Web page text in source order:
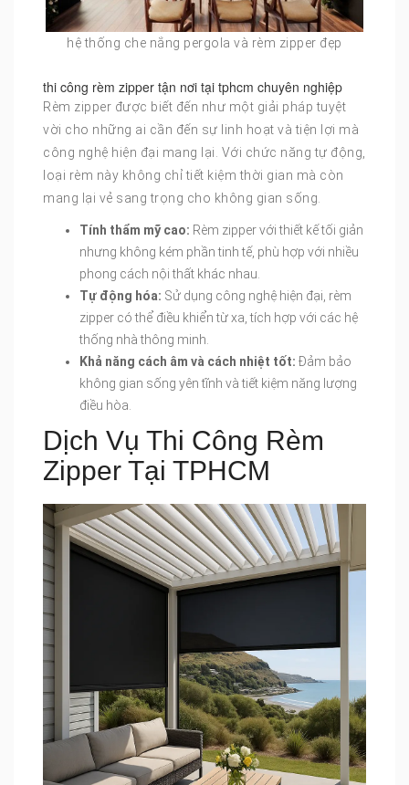
hệ thống che nắng pergola và rèm zipper đẹp
thi công rèm zipper tận nơi tại tphcm chuyên nghiệp
Rèm zipper được biết đến như một giải pháp tuyệt
vời cho những ai cần đến sự linh hoạt và tiện lợi mà
công nghệ hiện đại mang lại. Với chức năng tự động,
loại rèm này không chỉ tiết kiệm thời gian mà còn
mang lại vẻ sang trọng cho không gian sống.
Tính thẩm mỹ cao: Rèm zipper với thiết kế tối giản
nhưng không kém phần tinh tế, phù hợp với nhiều
phong cách nội thất khác nhau.
Tự động hóa: Sử dụng công nghệ hiện đại, rèm
zipper có thể điều khiển từ xa, tích hợp với các hệ
thống nhà thông minh.
Khả năng cách âm và cách nhiệt tốt: Đảm bảo
không gian sống yên tĩnh và tiết kiệm năng lượng
điều hòa.
Dịch Vụ Thi Công Rèm
Zipper Tại TPHCM